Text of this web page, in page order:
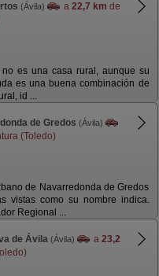
(Ávila) a 22,7 km de
no es una casa rural, aunque su
es una buena combinación de
id ...
de Gredos (Ávila)
(Toledo)
de Navarredonda de Gredos
vistas como su nombre indica.
Regional ...
de Ávila (Ávila) a 23,2